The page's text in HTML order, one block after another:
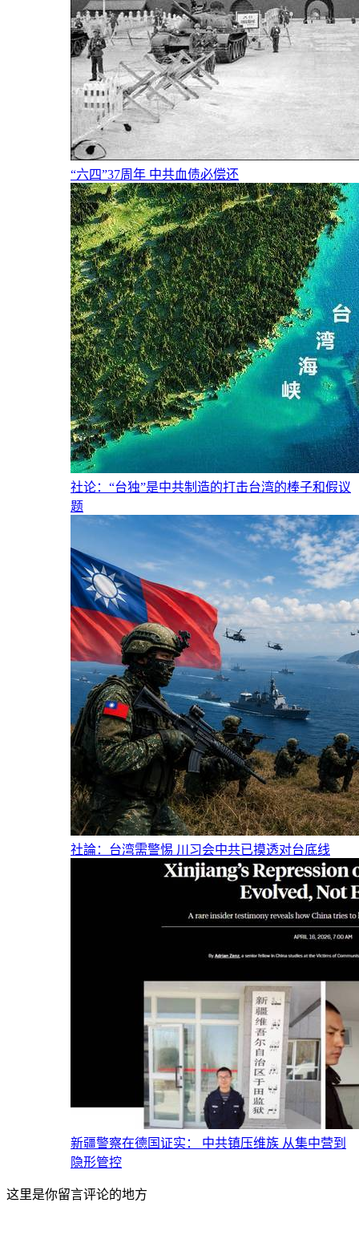
“六四”37周年 中共血债必偿还
社论：“台独”是中共制造的打击台湾的棒子和假议
题
社論：台湾需警惕 川习会中共已摸透对台底线
新疆警察在德国证实： 中共镇压维族 从集中营到
隐形管控
这里是你留言评论的地方